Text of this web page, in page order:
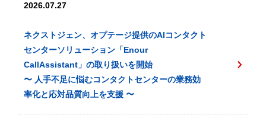
2026.07.27
ネクストジェン、オプテージ提供のAIコンタクト
センターソリューション「Enour
CallAssistant」の取り扱いを開始
〜 人手不足に悩むコンタクトセンターの業務効
率化と応対品質向上を支援 〜